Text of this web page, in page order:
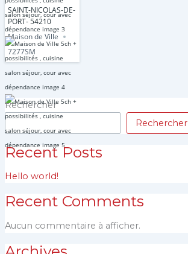
dépendance
SAINT-NICOLAS-DE-
PORT- 54210
Maison de Ville
7277SM
Rechercher
Rechercher
Recent Posts
Hello world!
Recent Comments
Aucun commentaire à afficher.